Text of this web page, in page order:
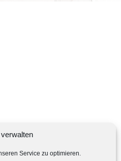
Service zu optimieren.